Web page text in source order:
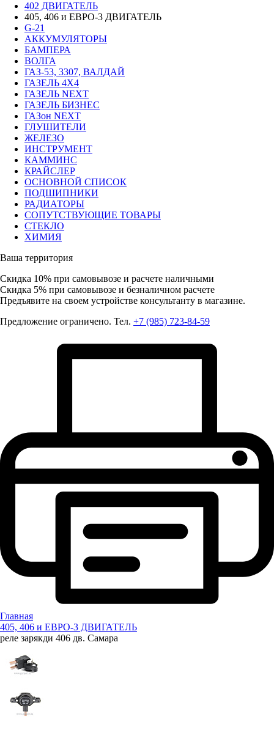
402 ДВИГАТЕЛЬ
405, 406 и ЕВРО-3 ДВИГАТЕЛЬ
G-21
АККУМУЛЯТОРЫ
БАМПЕРА
ВОЛГА
ГАЗ-53, 3307, ВАЛДАЙ
ГАЗЕЛЬ 4Х4
ГАЗЕЛЬ NEXT
ГАЗЕЛЬ БИЗНЕС
ГАЗон NEXT
ГЛУШИТЕЛИ
ЖЕЛЕЗО
ИНСТРУМЕНТ
КАММИНС
КРАЙСЛЕР
ОСНОВНОЙ СПИСОК
ПОДШИПНИКИ
РАДИАТОРЫ
СОПУТСТВУЮЩИЕ ТОВАРЫ
СТЕКЛО
ХИМИЯ
Ваша территория
Скидка 10% при самовывозе и расчете наличными
Скидка 5% при самовывозе и безналичном расчете
Предъявите на своем устройстве консультанту в магазине.
Предложение ограничено. Тел. +7 (985) 723-84-59
Главная
405, 406 и ЕВРО-3 ДВИГАТЕЛЬ
реле зарякди 406 дв. Самара